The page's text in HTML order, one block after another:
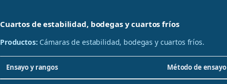
Cuartos de estabilidad, bodegas y cuartos fríos
Productos: Cámaras de estabilidad, bodegas y cuartos fríos.
Ensayo y rangos Método de ensayo